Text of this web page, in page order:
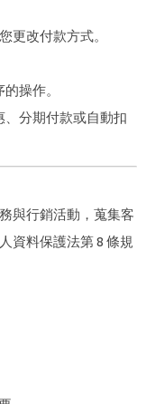
更改付款方式。
操作。
、分期付款或自動扣
與行銷活動，蒐集客
資料保護法第 8 條規